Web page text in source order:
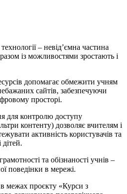
– невід’ємна частина
із можливостями зростають і
допомагає обмежити учням
сайтів, забезпечуючи
просторі.
для контролю доступу
контенту) дозволяє вчителям і
активність користувачів та
та обізнаності учнів –
поведінки в мережі.
межах проєкту «Курси з